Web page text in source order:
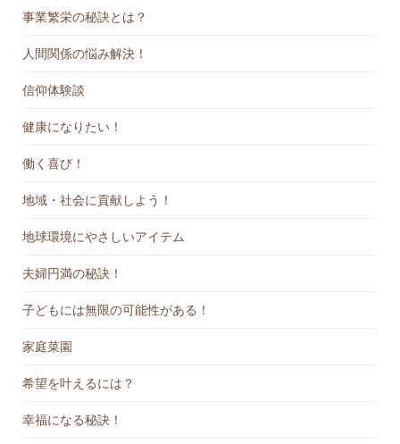
事業繁栄の秘訣とは？
人間関係の悩み解決！
信仰体験談
健康になりたい！
働く喜び！
地域・社会に貢献しよう！
地球環境にやさしいアイテム
夫婦円満の秘訣！
子どもには無限の可能性がある！
家庭菜園
希望を叶えるには？
幸福になる秘訣！